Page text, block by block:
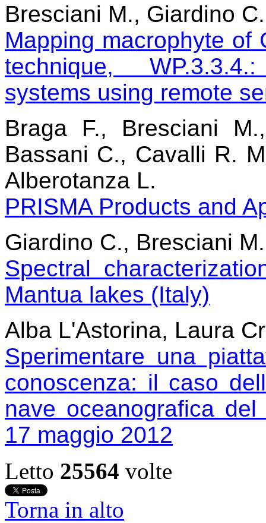
Bresciani M., Giardino
Mapping macrophyte of
technique,
systems using remote
Braga F., Bresciani
Bassani C., Cavalli R.
Alberotanza L.
PRISMA Products and
Giardino C., Bresciani
Spectral
Mantua lakes (Italy)
Alba L'Astorina, Laura
Sperimentare una
conoscenza: il caso
nave oceanografica
17 maggio 2012
Letto 25564 volte
Torna in alto